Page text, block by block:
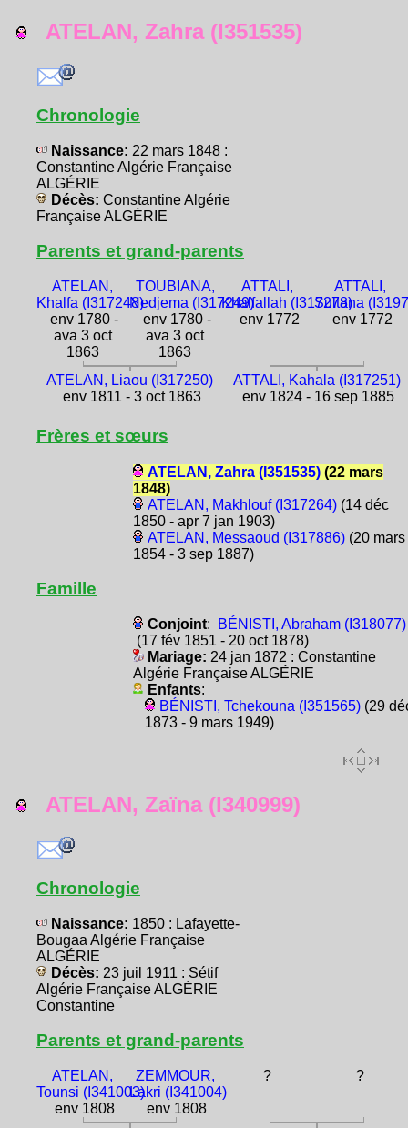
ATELAN, Zahra (I351535)
Chronologie
Naissance: 22 mars 1848 :
Constantine Algérie Française
ALGÉRIE
Décès: Constantine Algérie
Française ALGÉRIE
Parents et grand-parents
ATELAN,
Khalfa (I317248)
env 1780 -
ava 3 oct
1863
TOUBIANA,
Nedjema (I317249)
env 1780 -
ava 3 oct
1863
ATTALI,
Khalfallah (I317278)
env 1772
ATTALI,
Sultana
env 1772
ATELAN, Liaou (I317250)
env 1811 - 3 oct 1863
ATTALI, Kahala (I317251)
env 1824 - 16 sep 1885
Frères et sœurs
ATELAN, Zahra (I351535)(22 mars
1848)
ATELAN, Makhlouf (I317264)(14 déc
1850 - apr 7 jan 1903)
ATELAN, Messaoud (I317886)(20 mars
1854 - 3 sep 1887)
Famille
Conjoint:
BÉNISTI, Abraham (I318077)
(17 fév 1851 - 20 oct 1878)
Mariage: 24 jan 1872 : Constantine
Algérie Française ALGÉRIE
Enfants:
BÉNISTI, Tchekouna (I351565)(29
1873 - 9 mars 1949)
ATELAN, Zaïna (I340999)
Chronologie
Naissance: 1850 : Lafayette-
Bougaa Algérie Française
ALGÉRIE
Décès: 23 juil 1911 : Sétif
Algérie Française ALGÉRIE
Constantine
Parents et grand-parents
ATELAN,
Tounsi (I341003)
env 1808
ZEMMOUR,
Lakri (I341004)
env 1808
? ?